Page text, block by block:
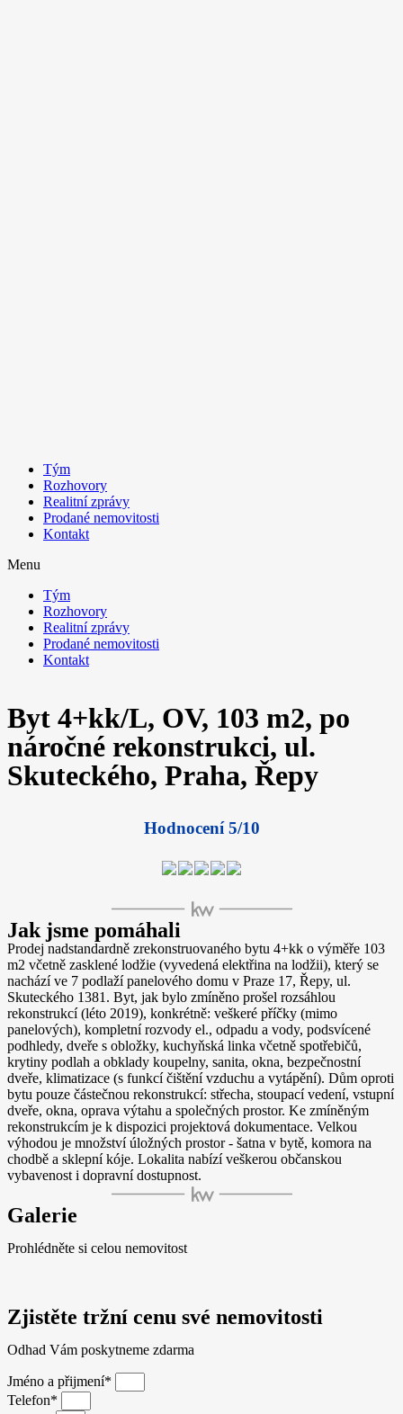
Tým
Rozhovory
Realitní zprávy
Prodané nemovitosti
Kontakt
Menu
Tým
Rozhovory
Realitní zprávy
Prodané nemovitosti
Kontakt
Byt 4+kk/L, OV, 103 m2, po
náročné rekonstrukci, ul.
Skuteckého, Praha, Řepy
Hodnocení 5/10
Jak jsme pomáhali
Prodej nadstandardně zrekonstruovaného bytu 4+kk o výměře 103
m2 včetně zasklené lodžie (vyvedená elektřina na lodžii), který se
nachází ve 7 podlaží panelového domu v Praze 17, Řepy, ul.
Skuteckého 1381. Byt, jak bylo zmíněno prošel rozsáhlou
rekonstrukcí (léto 2019), konkrétně: veškeré příčky (mimo
panelových), kompletní rozvody el., odpadu a vody, podsvícené
podhledy, dveře s obložky, kuchyňská linka včetně spotřebičů,
krytiny podlah a obklady koupelny, sanita, okna, bezpečnostní
dveře, klimatizace (s funkcí čištění vzduchu a vytápění). Dům oproti
bytu pouze částečnou rekonstrukcí: střecha, stoupací vedení, vstupní
dveře, okna, oprava výtahu a společných prostor. Ke zmíněným
rekonstrukcím je k dispozici projektová dokumentace. Velkou
výhodou je množství úložných prostor - šatna v bytě, komora na
chodbě a sklepní kóje. Lokalita nabízí veškerou občanskou
vybavenost i dopravní dostupnost.
Galerie
Prohlédněte si celou nemovitost
Zjistěte tržní cenu své nemovitosti
Odhad Vám poskytneme zdarma
Jméno a přijmení*
Telefon*